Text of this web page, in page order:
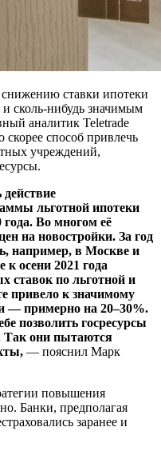
ставки ипотеки
сколь-нибудь значимым
аналитик Teletrade
способ привлечь
учреждений,
льготной ипотеки
Во многом её
на новостройки. За год
например, в Москве и
осени 2021 года
ставок по льготной и
привело к значимому
— примерно на 20–30%.
позволить госресурсы
Так они пытаются
— пояснил Марк
повышения
Банки, предполагая
заранее и